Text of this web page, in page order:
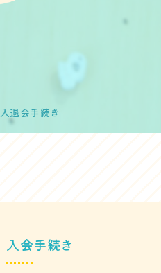
入退会手続き
入会手続き